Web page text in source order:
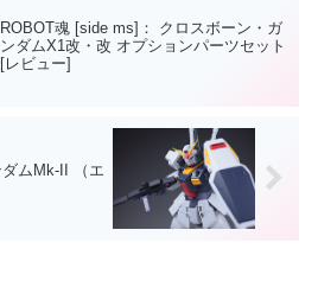
ROBOT魂 [side ms]： クロスボーン・ガ
ンダムX1改・改 オプションパーツセット
[レビュー]